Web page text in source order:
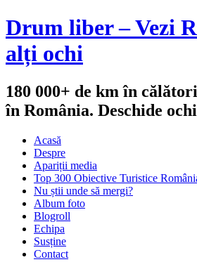
Drum liber – Vezi
alți ochi
180 000+ de km în
în România. Deschide
Acasă
Despre
Apariții media
Top 300 Obiective Turistice
Nu știi unde să mergi?
Album foto
Blogroll
Echipa
Susține
Contact